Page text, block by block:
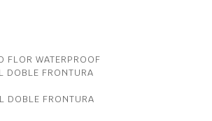
FLOR WATERPROOF
DOBLE FRONTURA
DOBLE FRONTURA